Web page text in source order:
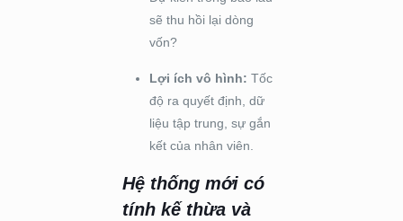
sẽ thu hồi lại dòng
vốn?
Lợi ích vô hình: Tốc
độ ra quyết định, dữ
liệu tập trung, sự gắn
kết của nhân viên.
Hệ thống mới có
tính kế thừa và